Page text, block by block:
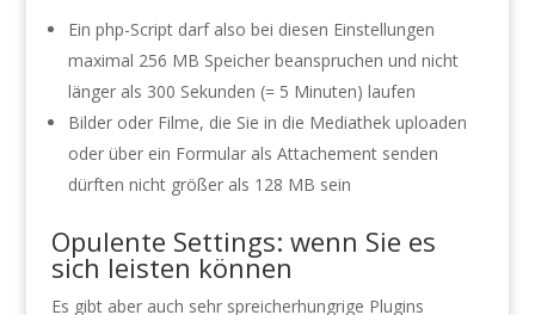
Ein php-Script darf also bei diesen Einstellungen
maximal 256 MB Speicher beanspruchen und nicht
länger als 300 Sekunden (= 5 Minuten) laufen
Bilder oder Filme, die Sie in die Mediathek uploaden
oder über ein Formular als Attachement senden
dürften nicht größer als 128 MB sein
Opulente Settings: wenn Sie es
sich leisten können
Es gibt aber auch sehr spreicherhungrige Plugins